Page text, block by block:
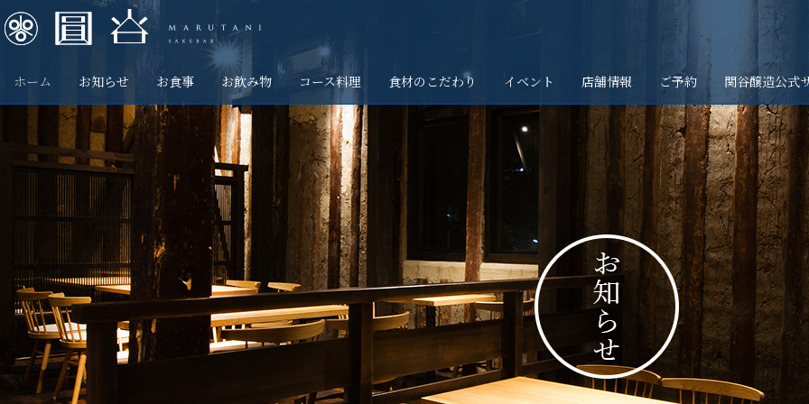
ホーム お知らせ お食事 お飲み物 コース料理 食材のこだわり イベント 店舗情報 ご予約 関谷醸造公式